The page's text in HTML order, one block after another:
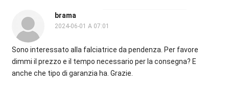
brama
2024-06-01 A 07:01
Sono interessato alla falciatrice da pendenza. Per favore
dimmi il prezzo e il tempo necessario per la consegna? E
anche che tipo di garanzia ha. Grazie.